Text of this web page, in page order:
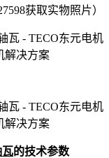
获取实物照片）
瓦的技术参数